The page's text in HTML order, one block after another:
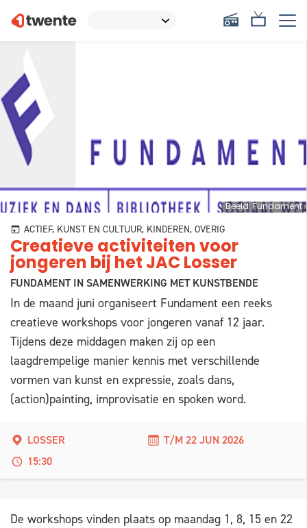
Beeld: Fundament
ACTIEF, KUNST EN CULTUUR, KINDEREN, OVERIG
Creatieve activiteiten voor
jongeren bij het JAC Losser
FUNDAMENT IN SAMENWERKING MET KUNSTBENDE
In de maand juni organiseert Fundament een reeks
creatieve workshops voor jongeren vanaf 12 jaar.
Tijdens deze middagen maken zij op een
laagdrempelige manier kennis met verschillende
vormen van kunst en expressie, zoals dans,
(action)painting, improvisatie en spoken word.
LOSSER
T/M 22 JUN 2026
15:30
De workshops vinden plaats op maandag 1, 8, 15 en 22